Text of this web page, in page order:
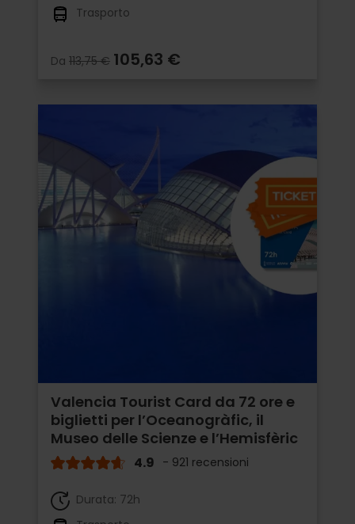
Trasporto
Da 113,75 € 105,63 €
Valencia Tourist Card da 72 ore e
biglietti per l’Oceanogràfic, il
Museo delle Scienze e l’Hemisfèric
4.9 - 921 recensioni
Durata: 72h